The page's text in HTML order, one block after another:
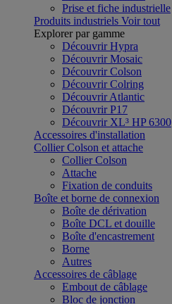
Prise et fiche industrielle
Produits industriels Voir tout
Explorer par gamme
Découvrir Hypra
Découvrir Mosaic
Découvrir Colson
Découvrir Colring
Découvrir Atlantic
Découvrir P17
Découvrir XL³ HP 6300
Accessoires d'installation
Collier Colson et attache
Collier Colson
Attache
Fixation de conduits
Boîte et borne de connexion
Boîte de dérivation
Boîte DCL et douille
Boîte d'encastrement
Borne
Autres
Accessoires de câblage
Embout de câblage
Bloc de jonction